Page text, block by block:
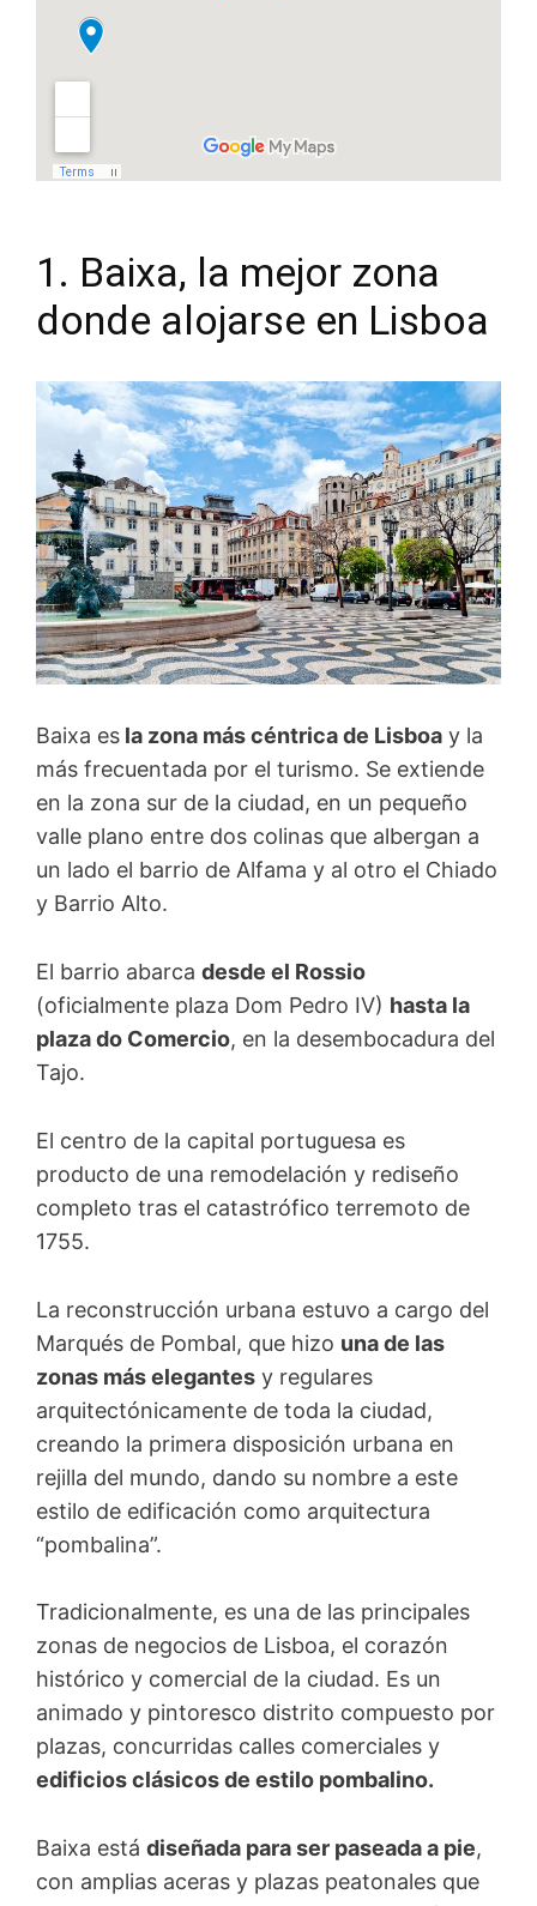
1. Baixa, la mejor zona
donde alojarse en Lisboa
Baixa es la zona más céntrica de Lisboa y la
más frecuentada por el turismo. Se extiende
en la zona sur de la ciudad, en un pequeño
valle plano entre dos colinas que albergan a
un lado el barrio de Alfama y al otro el Chiado
y Barrio Alto.
El barrio abarca desde el Rossio
(oficialmente plaza Dom Pedro IV) hasta la
plaza do Comercio, en la desembocadura del
Tajo.
El centro de la capital portuguesa es
producto de una remodelación y rediseño
completo tras el catastrófico terremoto de
1755.
La reconstrucción urbana estuvo a cargo del
Marqués de Pombal, que hizo una de las
zonas más elegantes y regulares
arquitectónicamente de toda la ciudad,
creando la primera disposición urbana en
rejilla del mundo, dando su nombre a este
estilo de edificación como arquitectura
“pombalina”.
Tradicionalmente, es una de las principales
zonas de negocios de Lisboa, el corazón
histórico y comercial de la ciudad. Es un
animado y pintoresco distrito compuesto por
plazas, concurridas calles comerciales y
edificios clásicos de estilo pombalino.
Baixa está diseñada para ser paseada a pie,
con amplias aceras y plazas peatonales que